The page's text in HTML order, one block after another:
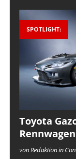
SPOTLIGHT:
Toyota
von Redaktion in